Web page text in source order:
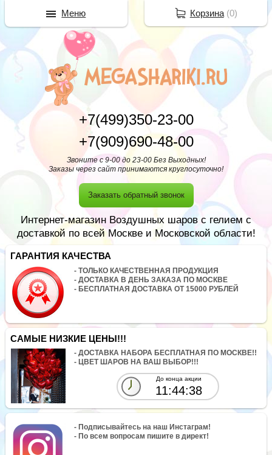
+7(499)350-23-00
+7(909)690-48-00
Звоните с 9-00 до 23-00 Без Выходных!
Заказы через сайт принимаются круглосуточно!
Заказать обратный звонок
Интернет-магазин Воздушных шаров с гелием с
доставкой по всей Москве и Московской области!
ГАРАНТИЯ КАЧЕСТВА
- ТОЛЬКО КАЧЕСТВЕННАЯ ПРОДУКЦИЯ
- ДОСТАВКА В ДЕНЬ ЗАКАЗА ПО МОСКВЕ
- БЕСПЛАТНАЯ ДОСТАВКА ОТ 15000 РУБЛЕЙ
САМЫЕ НИЗКИЕ ЦЕНЫ!!!
- ДОСТАВКА НАБОРА БЕСПЛАТНАЯ ПО МОСКВЕ!!
- ЦВЕТ ШАРОВ НА ВАШ ВЫБОР!!!
До конца акции
11:44:38
- Подписывайтесь на наш Инстаграм!
- По всем вопросам пишите в директ!
Корзина(0)
Меню